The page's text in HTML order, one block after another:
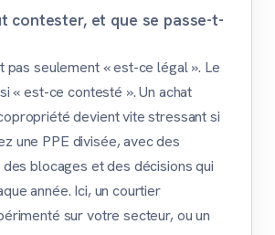
contester, et que se passe-t-
pas seulement « est-ce légal ». Le
« est-ce contesté ». Un achat
devient vite stressant si
une PPE divisée, avec des
blocages et des décisions qui
année. Ici, un courtier
sur votre secteur, ou un